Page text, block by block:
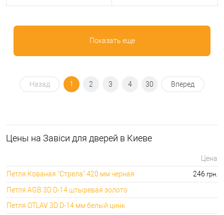
Показать еще
Назад 1 2 3 4 30 Вперед
Цeны на Завіси для дверей в Киеве
Цена
Петля Кованая "Стрела" 420 мм черная
246 грн.
Петля AGB 3D D-14 штыревая золото
Петля OTLAV 3D D-14 мм белый цинк